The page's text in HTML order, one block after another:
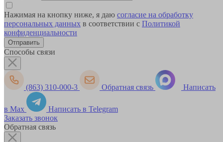
Нажимая на кнопку ниже, я даю согласие на обработку
персональных данных в соответствии с Политикой
конфиденциальности
Способы связи
(863) 310-000-3 Обратная связь Написать
в Max
Написать в Telegram
Заказать звонок
Обратная связь